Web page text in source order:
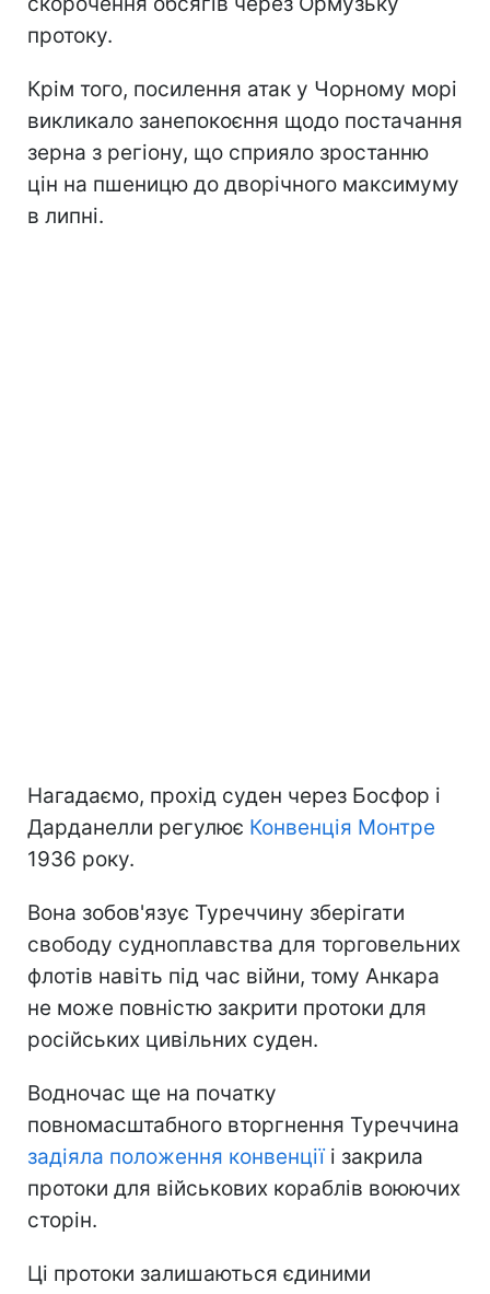
протоку.
Крім того, посилення атак у Чорному морі
викликало занепокоєння щодо постачання
зерна з регіону, що сприяло зростанню
цін на пшеницю до дворічного максимуму
в липні.
Нагадаємо, прохід суден через Босфор і
Дарданелли регулює Конвенція Монтре
1936 року.
Вона зобов'язує Туреччину зберігати
свободу судноплавства для торговельних
флотів навіть під час війни, тому Анкара
не може повністю закрити протоки для
російських цивільних суден.
Водночас ще на початку
повномасштабного вторгнення Туреччина
задіяла положення конвенціїі закрила
протоки для військових кораблів воюючих
сторін.
Ці протоки залишаються єдиними